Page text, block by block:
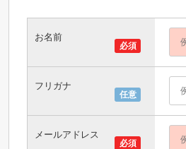
必須
お名前
任意
フリガナ
必須
メールアドレス